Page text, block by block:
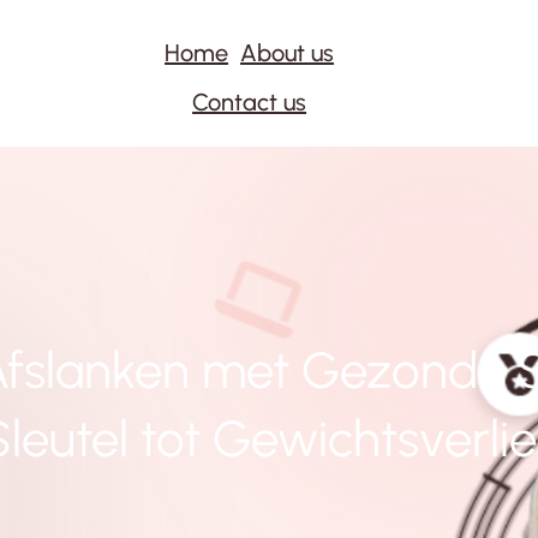
Home About us
Contact us
met Gezonde
tot